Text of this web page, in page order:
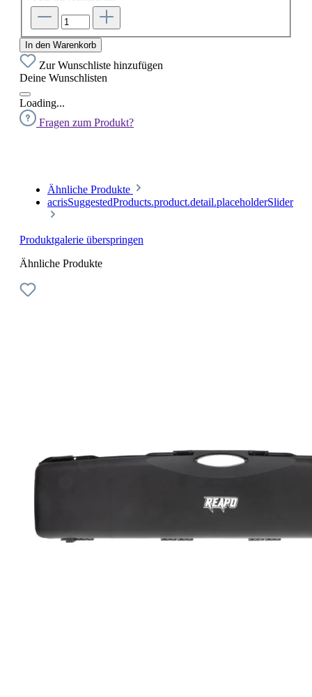
In den Warenkorb
Zur Wunschliste hinzufügen
Deine Wunschlisten
Loading...
Fragen zum Produkt?
Ähnliche Produkte
acrisSuggestedProducts.product.detail.placeholderSlider
Produktgalerie überspringen
Ähnliche Produkte